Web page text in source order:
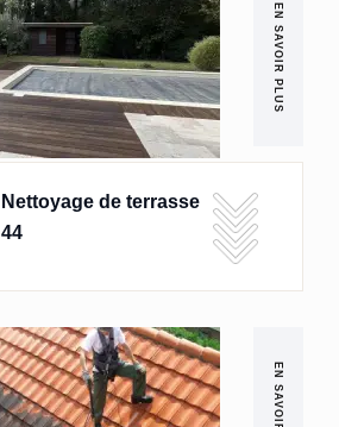
EN SAVOIR PLUS
Nettoyage de terrasse
44